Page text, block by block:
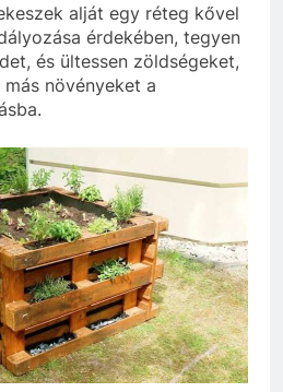
alját egy réteg kővel
érdekében, tegyen
és ültessen zöldségeket,
növényeket a